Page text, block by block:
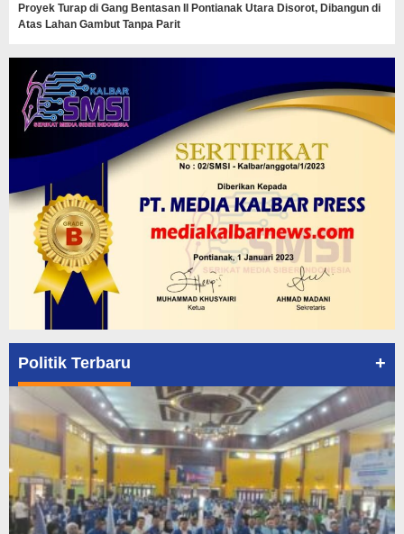
Proyek Turap di Gang Bentasan II Pontianak Utara Disorot, Dibangun di
Atas Lahan Gambut Tanpa Parit
Politik Terbaru +